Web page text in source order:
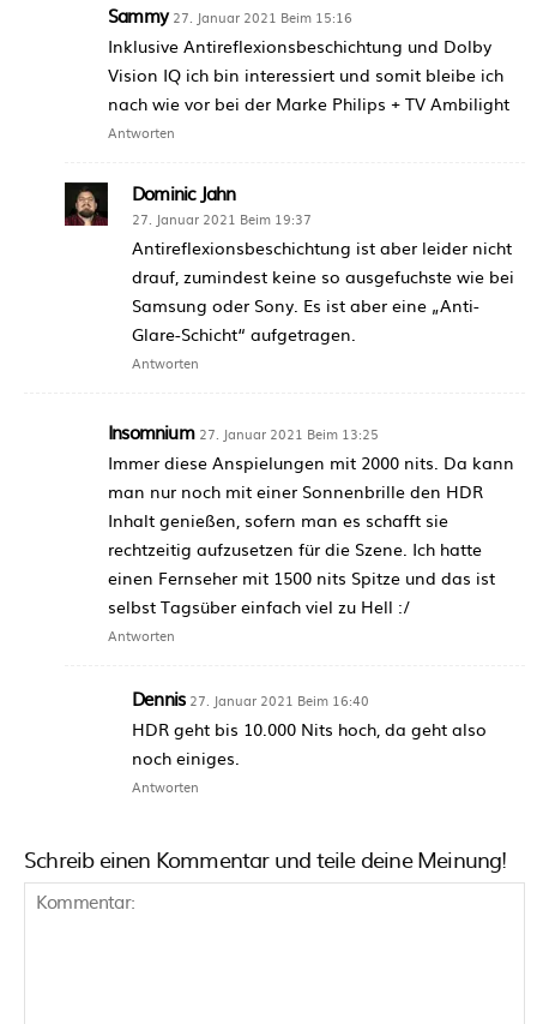
Sammy 27. Januar 2021 Beim 15:16
Inklusive Antireflexionsbeschichtung und Dolby
Vision IQ ich bin interessiert und somit bleibe ich
nach wie vor bei der Marke Philips + TV Ambilight
Antworten
Dominic Jahn
27. Januar 2021 Beim 19:37
Antireflexionsbeschichtung ist aber leider nicht
drauf, zumindest keine so ausgefuchste wie bei
Samsung oder Sony. Es ist aber eine „Anti-
Glare-Schicht“ aufgetragen.
Antworten
Insomnium 27. Januar 2021 Beim 13:25
Immer diese Anspielungen mit 2000 nits. Da kann
man nur noch mit einer Sonnenbrille den HDR
Inhalt genießen, sofern man es schafft sie
rechtzeitig aufzusetzen für die Szene. Ich hatte
einen Fernseher mit 1500 nits Spitze und das ist
selbst Tagsüber einfach viel zu Hell :/
Antworten
Dennis 27. Januar 2021 Beim 16:40
HDR geht bis 10.000 Nits hoch, da geht also
noch einiges.
Antworten
Schreib einen Kommentar und teile deine Meinung!